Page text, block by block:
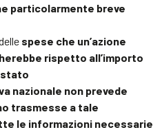
particolarmente breve
spese che un’azione
rispetto all’importo
nazionale non prevede
trasmesse a tale
le informazioni necessarie